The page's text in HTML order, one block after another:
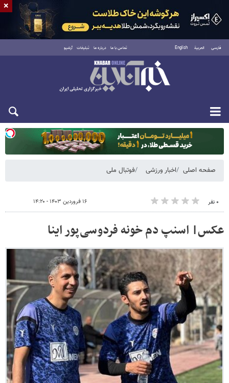
فارسی العربية English تماس با ما درباره ما تبلیغات آرشیو
یکشنبه ۱۸ مرداد ۱۴۰۵
صفحه اصلی اخبار ورزشی فوتبال ملی
۰ نفر ۱۶ فروردین ۱۴۰۳ - ۱۴:۲۰
عکس‌| اسنپ دم خونه فردوسی‌پور اینا
×